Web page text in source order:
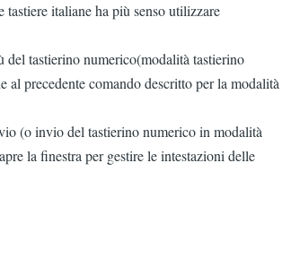
tastiere italiane ha più senso utilizzare
tastierino numerico(modalità tastierino
al precedente comando descritto per la modalità
(o invio del tastierino numerico in modalità
la finestra per gestire le intestazioni delle